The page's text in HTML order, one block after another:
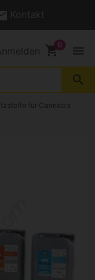
Kontakt
shopping_cart menu
search
für Cannabis